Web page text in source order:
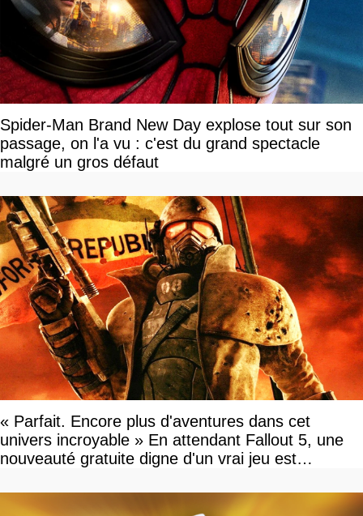
Spider-Man Brand New Day explose tout sur son
passage, on l'a vu : c'est du grand spectacle
malgré un gros défaut
« Parfait. Encore plus d'aventures dans cet
univers incroyable » En attendant Fallout 5, une
nouveauté gratuite digne d'un vrai jeu est